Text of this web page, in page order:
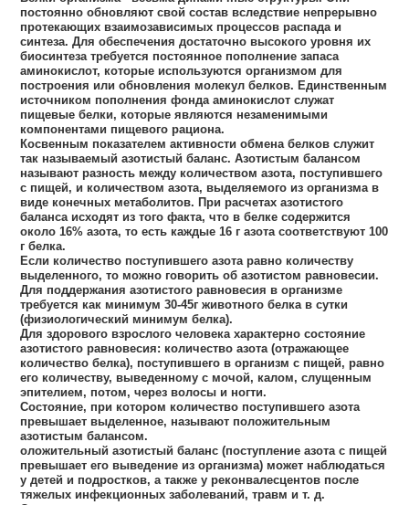
постоянно обновляют свой состав вследствие непрерывно
протекающих взаимозависимых процессов распада и
синтеза. Для обеспечения достаточно высокого уровня их
биосинтеза требуется постоянное пополнение запаса
аминокислот, которые используются организмом для
построения или обновления молекул белков. Единственным
источником пополнения фонда аминокислот служат
пищевые белки, которые являются незаменимыми
компонентами пищевого рациона.
Косвенным показателем активности обмена белков служит
так называемый азотистый баланс. Азотистым балансом
называют разность между количеством азота, поступившего
с пищей, и количеством азота, выделяемого из организма в
виде конечных метаболитов. При расчетах азотистого
баланса исходят из того факта, что в белке содержится
около 16% азота, то есть каждые 16 г азота соответствуют 100
г белка.
Если количество поступившего азота равно количеству
выделенного, то можно говорить об азотистом равновесии.
Для поддержания азотистого равновесия в организме
требуется как минимум 30-45г животного белка в сутки
(физиологический минимум белка).
Для здорового взрослого человека характерно состояние
азотистого равновесия: количество азота (отражающее
количество белка), поступившего в организм с пищей, равно
его количеству, выведенному с мочой, калом, слущенным
эпителием, потом, через волосы и ногти.
Состояние, при котором количество поступившего азота
превышает выделенное, называют положительным
азотистым балансом.
оложительный азотистый баланс (поступление азота с пищей
превышает его выведение из организма) может наблюдаться
у детей и подростков, а также у реконвалесцентов после
тяжелых инфекционных заболеваний, травм и т. д.